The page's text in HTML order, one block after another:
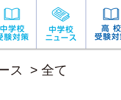
ス > 全て